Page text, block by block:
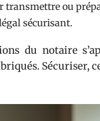
ou
sécurisant.
du notaire
Sécuriser,